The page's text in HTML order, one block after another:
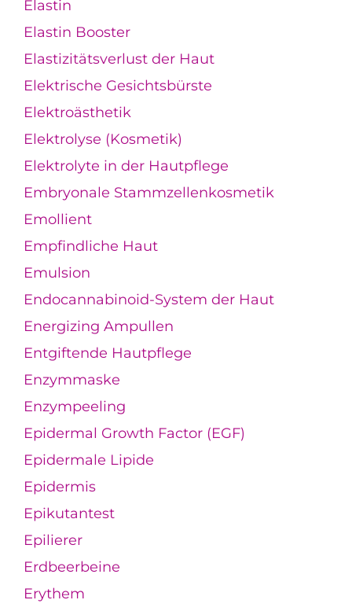
Elastin
Elastin Booster
Elastizitätsverlust der Haut
Elektrische Gesichtsbürste
Elektroästhetik
Elektrolyse (Kosmetik)
Elektrolyte in der Hautpflege
Embryonale Stammzellenkosmetik
Emollient
Empfindliche Haut
Emulsion
Endocannabinoid-System der Haut
Energizing Ampullen
Entgiftende Hautpflege
Enzymmaske
Enzympeeling
Epidermal Growth Factor (EGF)
Epidermale Lipide
Epidermis
Epikutantest
Epilierer
Erdbeerbeine
Erythem